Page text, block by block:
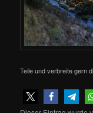
Teile und verbreite gern